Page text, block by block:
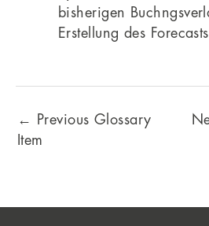
bisherigen
Erstellung des
←
Previous Glossary
Item